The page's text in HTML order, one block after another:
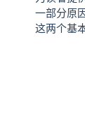
一部分原
这两个基